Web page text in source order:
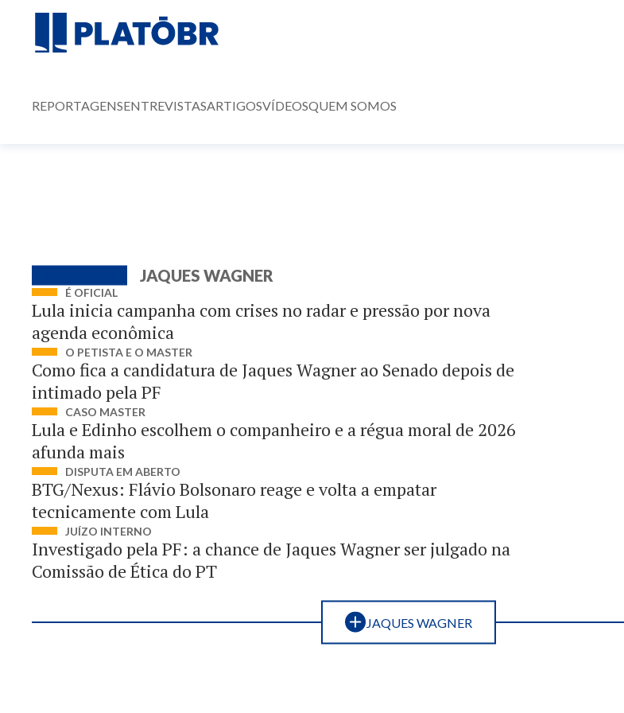
REPORTAGENSENTREVISTASARTIGOSVÍDEOSQUEM SOMOS
JAQUES WAGNER
É OFICIAL
Lula inicia campanha com crises no radar e pressão por nova
agenda econômica
O PETISTA E O MASTER
Como fica a candidatura de Jaques Wagner ao Senado depois de
intimado pela PF
CASO MASTER
Lula e Edinho escolhem o companheiro e a régua moral de 2026
afunda mais
DISPUTA EM ABERTO
BTG/Nexus: Flávio Bolsonaro reage e volta a empatar
tecnicamente com Lula
JUÍZO INTERNO
Investigado pela PF: a chance de Jaques Wagner ser julgado na
Comissão de Ética do PT
JAQUES WAGNER